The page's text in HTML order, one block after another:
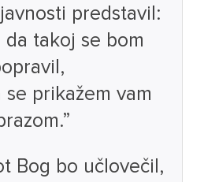
predstavil:
da takoj se bom
se prikažem vam
Bog bo učlovečil,